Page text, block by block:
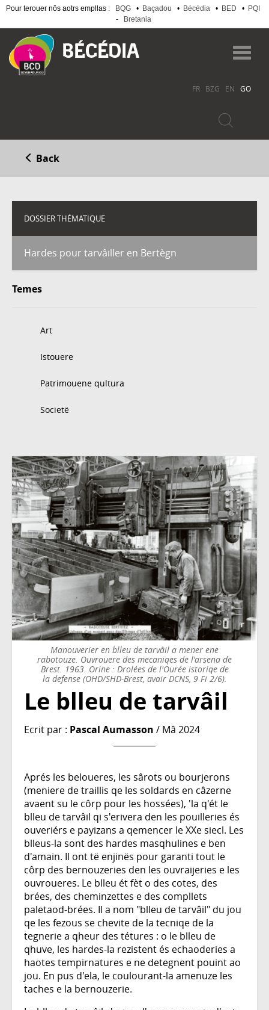
Pour terouer nôs aotrs empllas : BQG • Baçadou • Bécédia • BED •
PQI
-
Bretania
main
content
FR BZG EN GO
Back
DOSSIER THÉMATIQUE
Hardes pour tarvâiller en Bertègn
Temes
Art
Istouere
Patrimouene qultura
Societë
Manouverier en blleu de tarvâil a mener ene
rabotouze. Ouvrouere des mecaniqes de l'arsena de
Brest. 1963. Orine : Drolées de l'Ourée istoriqe de
la defense (OHD/SHD-Brest, avair DCNS, 9 Fi 2/6).
Le blleu de tarvâil
Ecrit par : Pascal Aumasson / Mâ 2024
Aprés les beloueres, les sârots ou bourjerons
(meniere de traillis qe les soldards en câzerne
avaent su le côrp pour les hossées), 'la q'ét le
blleu de tarvâil qi s'erivera den les pouilleries és
ouveriérs e payizans a qemencer le XXe siecl. Les
blleus-la sont des hardes masqhulines e ben
d'amain. Il ont të enjinës pour garanti tout le
côrp des bernouzeries den les ouvraijeries e les
ouvroueres. Le blleu ét fèt o des cotes, des
brées, des cheminzettes e des compllets
paletaod-brées. Il a nom "blleu de tarvâil" du jou
qe les fezous se chevite de la tecniqe de la
tegnerie a qheur des tétures : o le blleu de
qhuve, les hardes-la rezistent és echaoderies a
haotes tempirnatures e ne detegnent pouint ao
jou. En pus d'ela, le coulourant-la amenuze les
taches e la bernouzerie.